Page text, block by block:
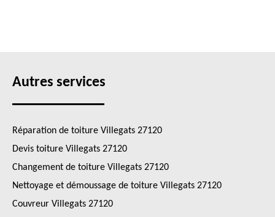
Autres services
Réparation de toiture Villegats 27120
Devis toiture Villegats 27120
Changement de toiture Villegats 27120
Nettoyage et démoussage de toiture Villegats 27120
Couvreur Villegats 27120